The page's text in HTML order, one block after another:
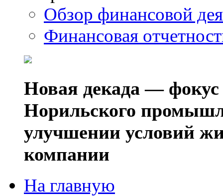
Обзор финансовой
Финансовая
Новая декада — фокус
Норильского
улучшении условий
компании
На главную